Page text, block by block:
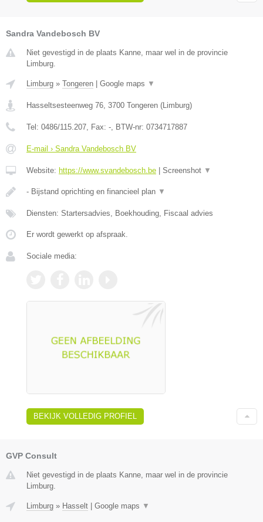
Sandra Vandebosch BV
Niet gevestigd in de plaats Kanne, maar wel in de provincie
Limburg.
Limburg » Tongeren Google maps ▼
Hasseltsesteenweg 76 3700 Tongeren ( Limburg)
Tel: 0486/115.207 , Fax: - , BTW-nr: 0734717887
E-mail › Sandra Vandebosch BV
Website: https://www.svandebosch.be Screenshot ▼
- Bijstand oprichting en financieel plan ▼
Diensten: Startersadvies, Boekhouding, Fiscaal advies
Er wordt gewerkt op afspraak.
Sociale media:
BEKIJK VOLLEDIG PROFIEL
GVP Consult
Niet gevestigd in de plaats Kanne, maar wel in de provincie
Limburg.
Limburg » Hasselt | Google maps ▼